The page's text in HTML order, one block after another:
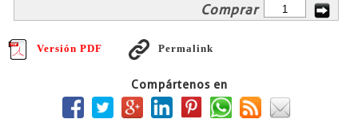
Comprar
Versión PDF Permalink
Compártenos en